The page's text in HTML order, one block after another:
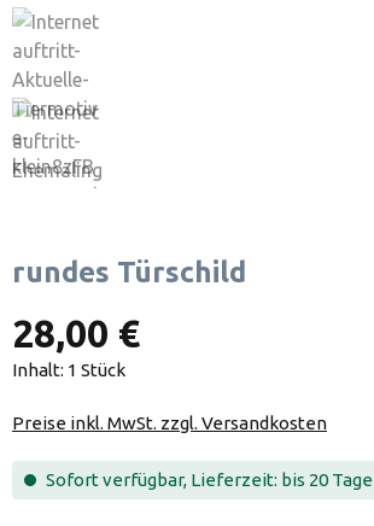
rundes Türschild
28,00 €
Inhalt: 1 Stück
Preise inkl. MwSt. zzgl. Versandkosten
Sofort verfügbar, Lieferzeit: bis 20 Tage